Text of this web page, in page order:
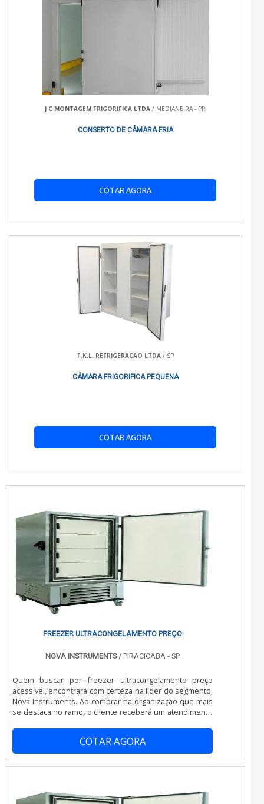
J C MONTAGEM FRIGORIFICA LTDA / MEDIANEIRA - PR
CONSERTO DE CÂMARA FRIA
COTAR AGORA
F.K.L. REFRIGERACAO LTDA/ SP
CÂMARA FRIGORIFICA PEQUENA
COTAR AGORA
FREEZER ULTRACONGELAMENTO PREÇO
NOVA INSTRUMENTS/ PIRACICABA - SP
Quem buscar por freezer ultracongelamento preço
acessível, encontrará com certeza na líder do segmento,
Nova Instruments. Ao comprar na organização que mais
se destaca no ramo, o cliente receberá um atendimento
solucionem qualquer demanda.Quando a busca é por
freezer ultracongelamento preço justo, na Nova
Instruments o cliente encontrará precisão e as melhores
soluções em distribuição de equipamentos de alta
recursos em produzir uma estrutura aos clientes com
COTAR AGORA